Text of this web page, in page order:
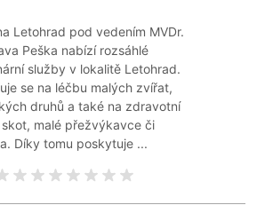
Letohrad pod vedením MVDr.
Peška nabízí rozsáhlé
služby v lokalitě Letohrad.
se na léčbu malých zvířat,
druhů a také na zdravotní
malé přežvýkavce či
Díky tomu poskytuje ...